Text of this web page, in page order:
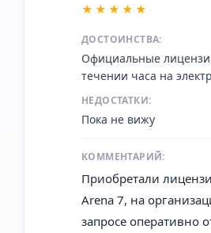
★★★★★
ДОСТОИНСТВА:
Официальные
течении часа на
НЕДОСТАТКИ:
Пока не вижу
КОММЕНТАРИЙ:
Приобретали
Arena 7, на
запросе оперативно